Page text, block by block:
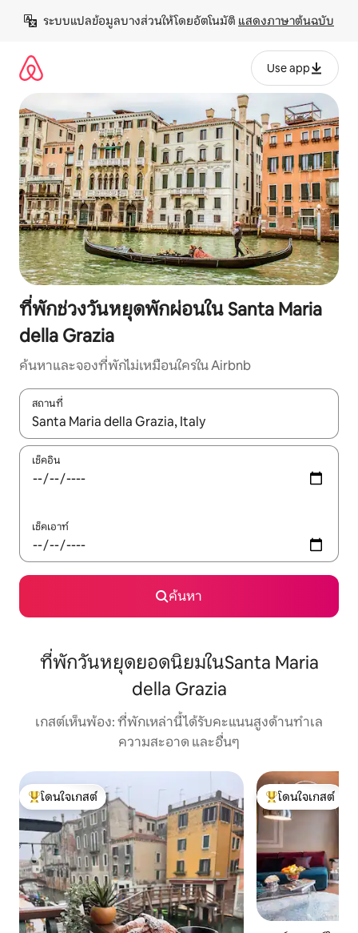
เนื้อหา
ระบบแปลข้อมูลบางส่วนให้โดยอัตโนมัติ แสดงภาษาต้นฉบับ
Use app
ที่พักช่วงวันหยุดพักผ่อนใน Santa Maria
della Grazia
ค้นหาและจองที่พักไม่เหมือนใครใน Airbnb
สถานที่
ใช้ลูกศรขึ้นลง หรือใช้การสัมผัสหรือปัด เพื่อสำรวจผลการค้นหา
เช็คอิน
เช็คเอาท์
ค้นหา
ที่พักวันหยุดยอดนิยมในSanta Maria
della Grazia
เกสต์เห็นพ้อง: ที่พักเหล่านี้ได้รับคะแนนสูงด้านทำเล
ความสะอาด และอื่นๆ
โดนใจเกสต์ที่สุด
โดนใจเกสต์
โดนใจเกสต์ที่สุด
โดนใจเกสต์